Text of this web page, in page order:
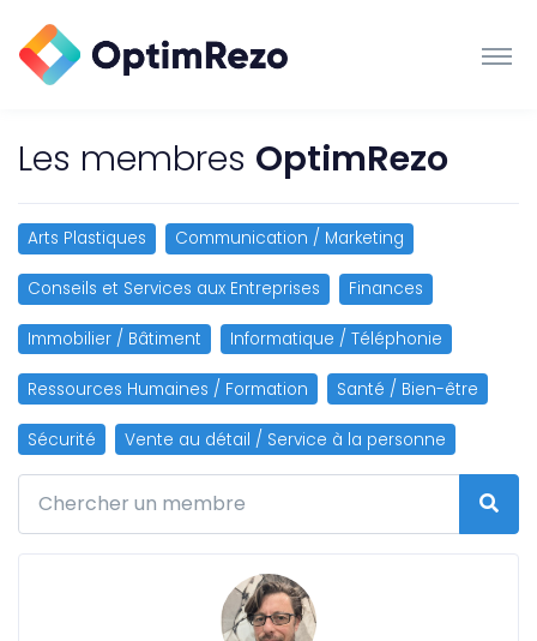
Les membres OptimRezo
Arts Plastiques Communication / Marketing
Conseils et Services aux Entreprises Finances
Immobilier / Bâtiment Informatique / Téléphonie
Ressources Humaines / Formation Santé / Bien-être
Sécurité Vente au détail / Service à la personne